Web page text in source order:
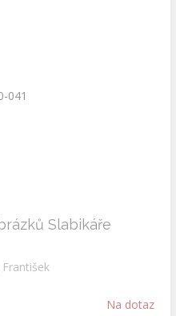
Slabikáře
František
Na dotaz